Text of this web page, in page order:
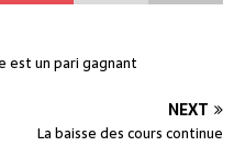
est un pari gagnant
NEXT
La baisse des cours continue